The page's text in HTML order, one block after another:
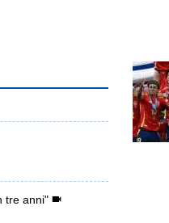
tre anni"